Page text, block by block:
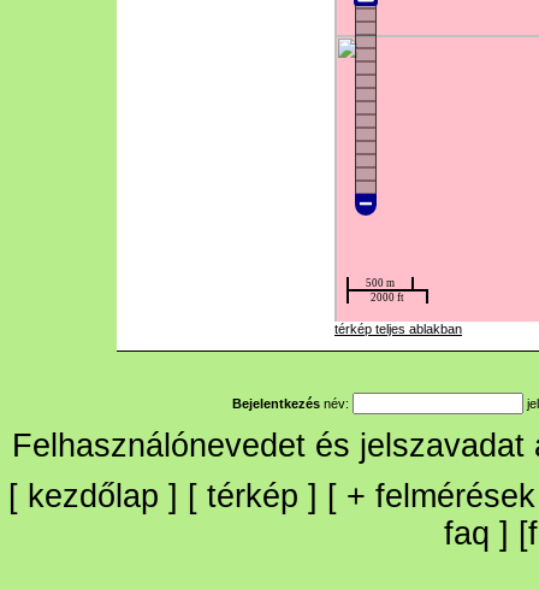
térkép teljes ablakban
Bejelentkezés név:
Felhasználónevedet és
[ kezdőlap ] [ térkép ] [ + felmérések
faq ] [